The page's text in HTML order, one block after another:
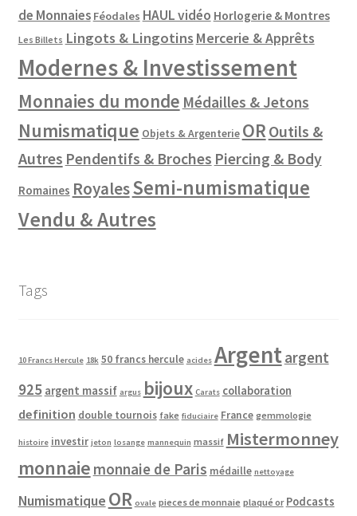
de Monnaies Féodales HAUL vidéo Horlogerie & Montres
Les Billets Lingots & Lingotins Mercerie & Apprêts
Modernes & Investissement
Monnaies du monde Médailles & Jetons
Numismatique Objets & Argenterie OR Outils &
Autres Pendentifs & Broches Piercing & Body
Romaines RoyalesSemi-numismatique
Vendu & Autres
Tags
10 Francs Hercule 18k 50 francs hercule acides Argentargent
925 argent massif argus bijoux Carats collaboration
definition double tournois fake fiduciaire France gemmologie
histoire investir jeton losange mannequin massif Mistermonney
monnaie monnaie de Paris médaille nettoyage
Numismatique OR ovale pieces de monnaie plaqué or Podcasts